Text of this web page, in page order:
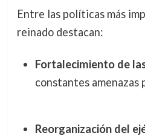
Entre las políticas más
reinado destacan:
Fortalecimiento de
constantes amenazas
Reorganización del